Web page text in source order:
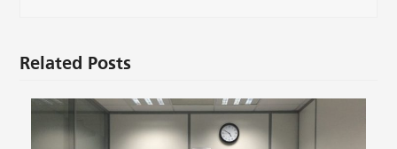
Related Posts